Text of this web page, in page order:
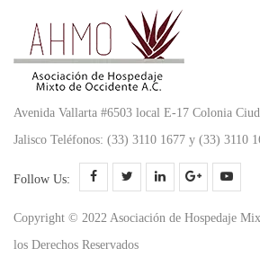
Avenida Vallarta #6503 local E-17 Colonia
Jalisco Teléfonos: (33) 3110 1677 y (33) 3110
Follow Us:
Copyright © 2022 Asociación de Hospedaje
los Derechos Reservados